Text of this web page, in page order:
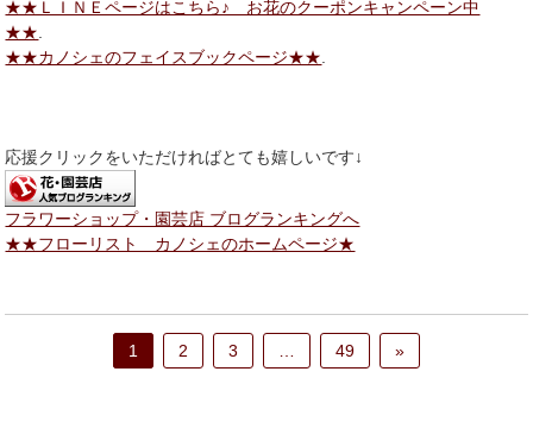
★★ＬＩＮＥページはこちら♪ お花のクーポンキャンペーン中
★★
★★カノシェのフェイスブックページ★★
応援クリックをいただければとても嬉しいです↓
フラワーショップ・園芸店 ブログランキングへ
★★フローリスト カノシェのホームページ★
1 2 3 49 »